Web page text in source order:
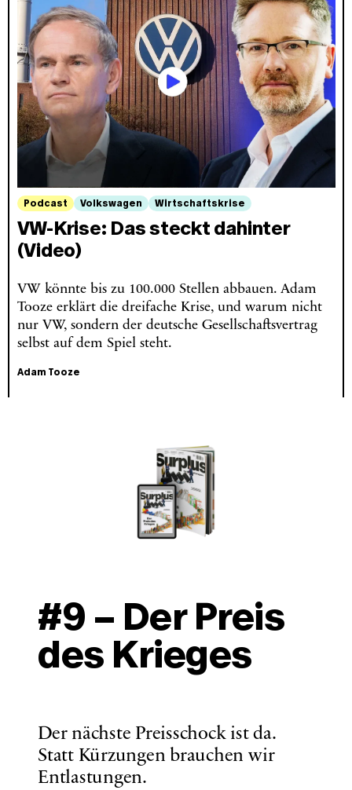
Podcast Volkswagen Wirtschaftskrise
VW-Krise: Das steckt dahinter
(Video)
VW könnte bis zu 100.000 Stellen abbauen. Adam
Tooze erklärt die dreifache Krise, und warum nicht
nur VW, sondern der deutsche Gesellschaftsvertrag
selbst auf dem Spiel steht.
Adam Tooze
#9 – Der Preis
des Krieges
Der nächste Preisschock ist da.
Statt Kürzungen brauchen wir
Entlastungen.